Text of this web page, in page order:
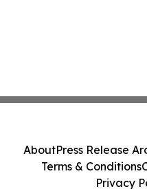
AboutPress Release
Terms & Conditions
Privacy